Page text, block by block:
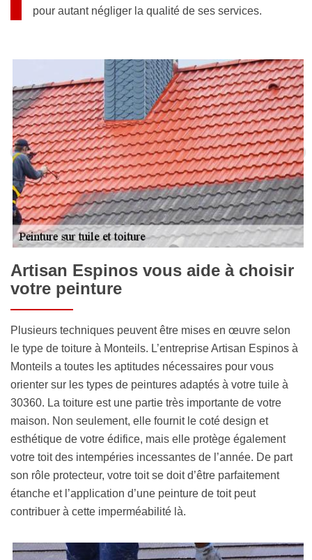
pour autant négliger la qualité de ses services.
Artisan Espinos vous aide à choisir
votre peinture
Plusieurs techniques peuvent être mises en œuvre selon
le type de toiture à Monteils. L’entreprise Artisan Espinos à
Monteils a toutes les aptitudes nécessaires pour vous
orienter sur les types de peintures adaptés à votre tuile à
30360. La toiture est une partie très importante de votre
maison. Non seulement, elle fournit le coté design et
esthétique de votre édifice, mais elle protège également
votre toit des intempéries incessantes de l’année. De part
son rôle protecteur, votre toit se doit d’être parfaitement
étanche et l’application d’une peinture de toit peut
contribuer à cette imperméabilité là.